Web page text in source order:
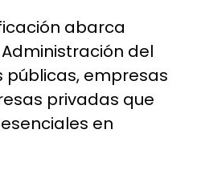
abarca
del
públicas, empresas
privadas que
en